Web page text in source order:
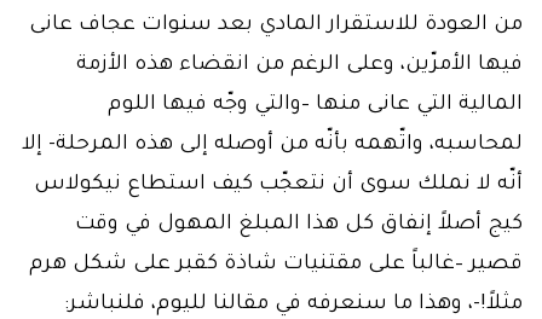
من العودة للاستقرار المادي بعد سنوات عجاف عانى
فيها الأمرّين، وعلى الرغم من انقضاء هذه الأزمة
المالية التي عانى منها –والتي وجّه فيها اللوم
لمحاسبه، واتّهمه بأنّه من أوصله إلى هذه المرحلة- إلا
أنّه لا نملك سوى أن نتعجّب كيف استطاع نيكولاس
كيج أصلاً إنفاق كل هذا المبلغ المهول في وقت
قصير –غالباً على مقتنيات شاذة كقبر على شكل هرم
مثلاً!-، وهذا ما سنعرفه في مقالنا لليوم، فلنباشر: